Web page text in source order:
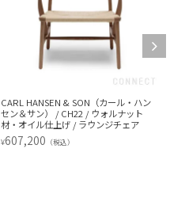
CARL HANSEN & SON（カール・ハン
セン＆サン） / CH33T / オーク材・ウォ
ルナット材・オイル仕上げ / ダイニング
チェア
162,800